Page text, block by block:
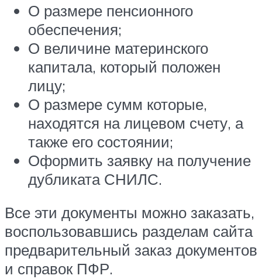
О размере пенсионного
обеспечения;
О величине материнского
капитала, который положен
лицу;
О размере сумм которые,
находятся на лицевом счету, а
также его состоянии;
Оформить заявку на получение
дубликата СНИЛС.
Все эти документы можно заказать,
воспользовавшись разделам сайта
предварительный заказ документов
и справок ПФР.